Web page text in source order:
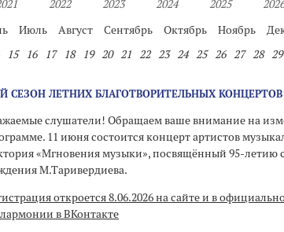
2022 2023 2024 2025
2026
Июль Август Сентябрь Октябрь Ноябрь
15 16 17 18 19 20 21 22 23 24 25 26 27 28 29
Й СЕЗОН ЛЕТНИХ БЛАГОТВОРИТЕЛЬНЫХ КОНЦЕРТОВ
слушатели! Обращаем ваше внимание на
11 июня состоится концерт артистов
«Мгновения музыки», посвящённый 95-летию
М.Таривердиева.
откроется 8.06.2026 на сайте и в
в ВКонтакте